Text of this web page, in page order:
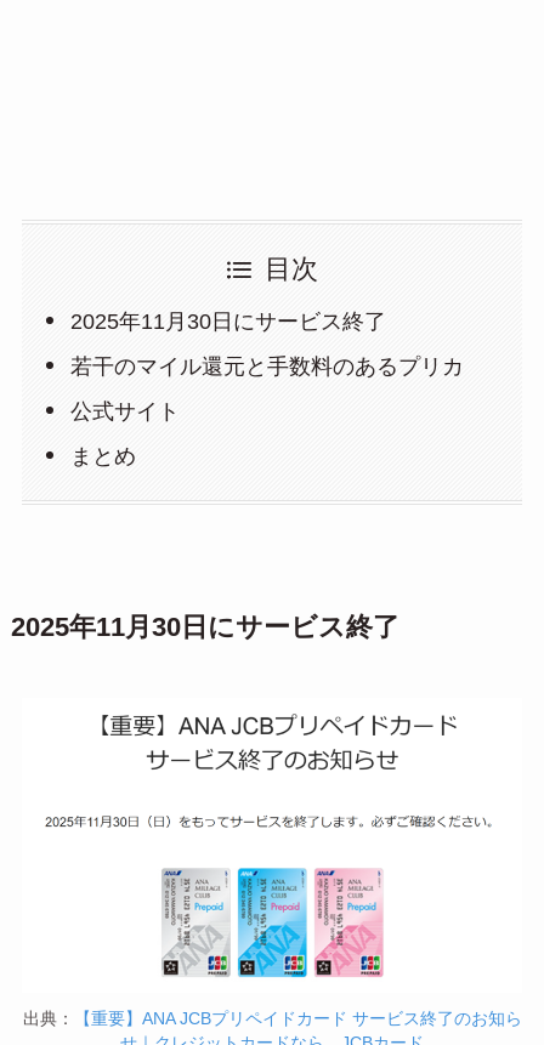
目次
2025年11月30日にサービス終了
若干のマイル還元と手数料のあるプリカ
公式サイト
まとめ
2025年11月30日にサービス終了
出典：
【重要】ANA JCBプリペイドカード サービス終了のお知ら